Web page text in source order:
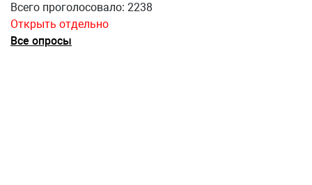
Всего проголосовало: 2238
Открыть отдельно
Все опросы